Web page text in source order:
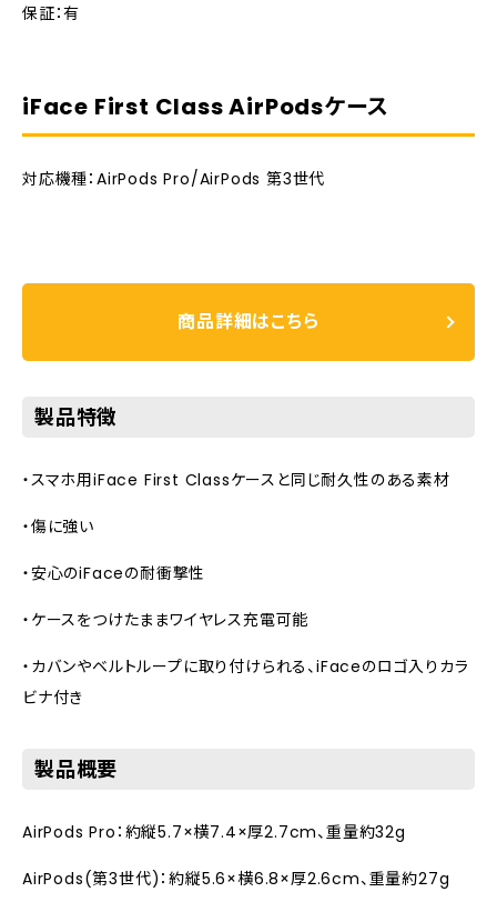
保証：有
iFace First Class AirPodsケース
対応機種：AirPods Pro/AirPods 第3世代
商品詳細はこちら
製品特徴
・スマホ用iFace First Classケースと同じ耐久性のある素材
・傷に強い
・安心のiFaceの耐衝撃性
・ケースをつけたままワイヤレス充電可能
・カバンやベルトループに取り付けられる、iFaceのロゴ入りカラ
ビナ付き
製品概要
AirPods Pro：約縦5.7×横7.4×厚2.7cm、重量約32g
AirPods(第3世代)：約縦5.6×横6.8×厚2.6cm、重量約27g